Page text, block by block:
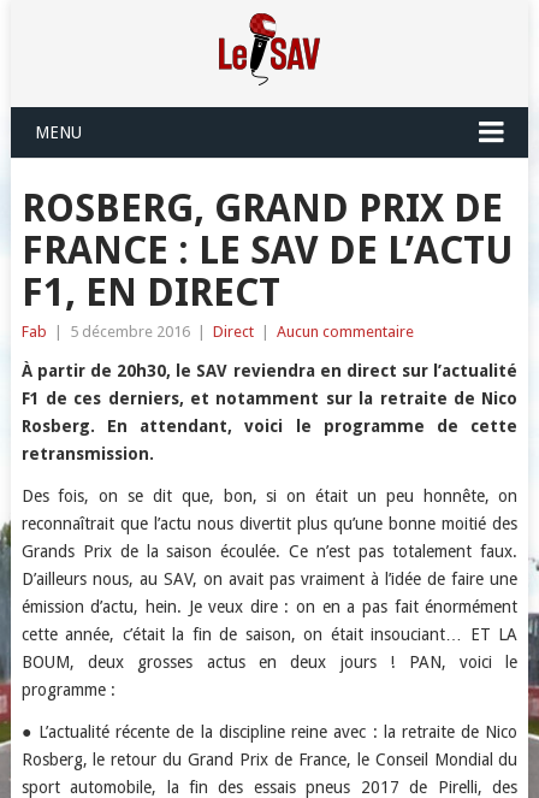
MENU
ROSBERG, GRAND PRIX DE
FRANCE : LE SAV DE L’ACTU
F1, EN DIRECT
Fab 5 décembre 2016 Direct Aucun commentaire
À partir de 20h30, le SAV reviendra en direct sur l’actualité
F1 de ces derniers, et notamment sur la retraite de Nico
Rosberg. En attendant, voici le programme de cette
retransmission.
Des fois, on se dit que, bon, si on était un peu honnête, on
reconnaîtrait que l’actu nous divertit plus qu’une bonne moitié des
Grands Prix de la saison écoulée. Ce n’est pas totalement faux.
D’ailleurs nous, au SAV, on avait pas vraiment à l’idée de faire une
émission d’actu, hein. Je veux dire : on en a pas fait énormément
cette année, c’était la fin de saison, on était insouciant… ET LA
BOUM, deux grosses actus en deux jours ! PAN, voici le
programme :
● L’actualité récente de la discipline reine avec : la retraite de Nico
Rosberg, le retour du Grand Prix de France, le Conseil Mondial du
sport automobile, la fin des essais pneus 2017 de Pirelli, des